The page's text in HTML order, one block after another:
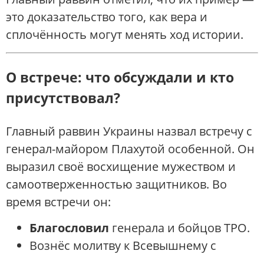
это доказательство того, как вера и
сплочённость могут менять ход истории.
О встрече: что обсуждали и кто
присутствовал?
Главный раввин Украины назвал встречу с
генерал-майором Плахутой особенной. Он
выразил своё восхищение мужеством и
самоотверженностью защитников. Во
время встречи он:
Благословил генерала и бойцов ТРО.
Вознёс молитву к Всевышнему с